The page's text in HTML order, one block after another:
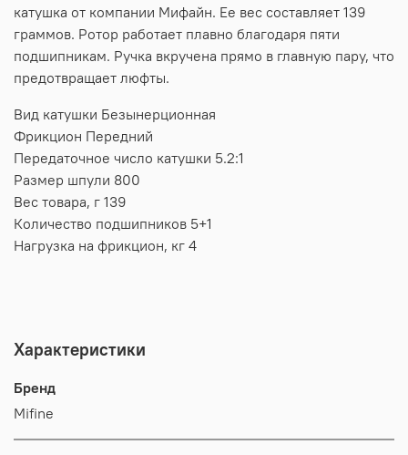
катушка от компании Мифайн. Ее вес составляет 139
граммов. Ротор работает плавно благодаря пяти
подшипникам. Ручка вкручена прямо в главную пару, что
предотвращает люфты.
Вид катушки Безынерционная
Фрикцион Передний
Передаточное число катушки 5.2:1
Размер шпули 800
Вес товара, г 139
Количество подшипников 5+1
Нагрузка на фрикцион, кг 4
Характеристики
Бренд
Mifine